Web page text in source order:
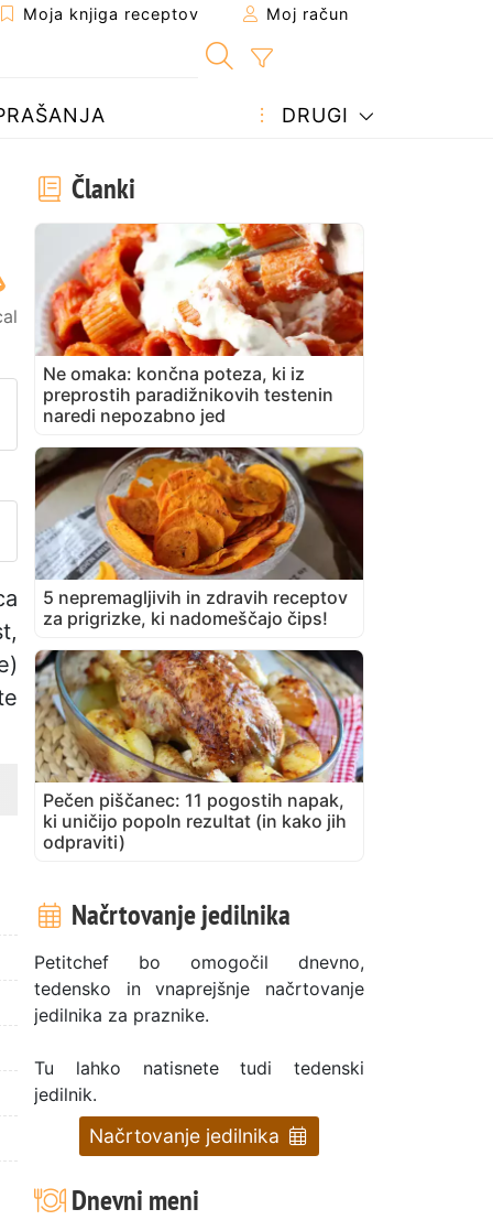
Moja knjiga receptov Moj račun
DRUGI
vprašanje avtorju
svojo fotografijo tega
Članki
Ne omaka: končna poteza, ki iz
preprostih paradižnikovih testenin
naredi nepozabno jed
5 nepremagljivih in zdravih receptov
za prigrizke, ki nadomeščajo čips!
Pečen piščanec: 11 pogostih napak,
ki uničijo popoln rezultat (in kako jih
odpraviti)
Načrtovanje jedilnika
Petitchef bo omogočil dnevno,
tedensko in vnaprejšnje načrtovanje
jedilnika za praznike.
Tu lahko natisnete tudi tedenski
jedilnik.
Načrtovanje jedilnika
Dnevni meni